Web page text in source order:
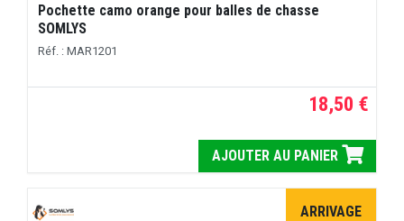
Pochette camo orange pour balles de chasse
SOMLYS
Réf. : MAR1201
18,50 €
AJOUTER AU PANIER
ARRIVAGE